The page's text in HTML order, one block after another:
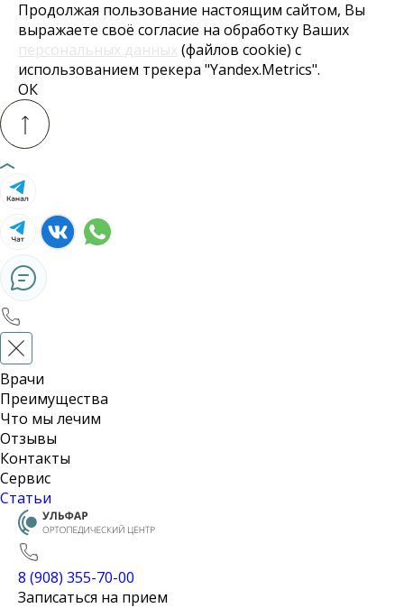
Продолжая пользование настоящим сайтом, Вы
выражаете своё согласие на обработку Ваших
персональных данных (файлов cookie) с
использованием трекера "Yandex.Metrics".
ОК
Врачи
Преимущества
Что мы лечим
Отзывы
Контакты
Сервис
Статьи
8 (908) 355-70-00
Записаться на прием